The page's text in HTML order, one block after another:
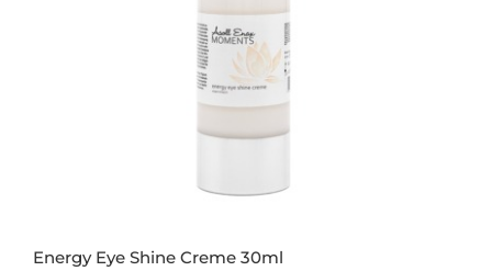
Energy Eye Shine Creme 30ml